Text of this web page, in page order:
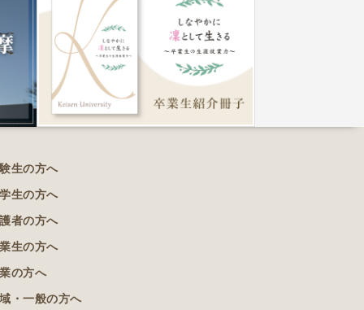
生の方へ
生の方へ
者の方へ
生の方へ
の方へ
・一般の方へ